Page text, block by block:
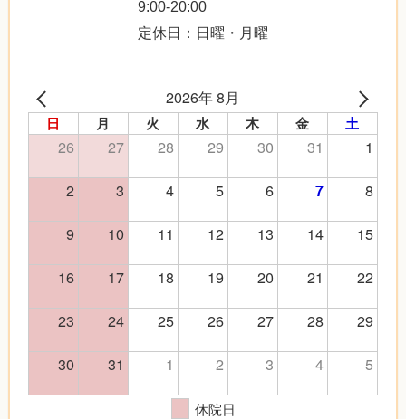
9:00-20:00
定休日：日曜・月曜
2026年 8月
日 月 火 水 木 金 土
26 27 28 29 30 31
1
2
3 4 5 6 7
8
9
10 11 12 13 14
15
16
17 18 19 20 21
22
23
24 25 26 27 28
29
30
31 1 2 3 4 5
休院日